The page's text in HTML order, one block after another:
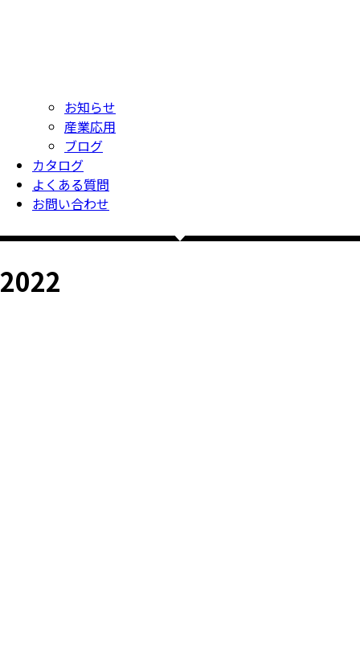
お知らせ
産業応用
ブログ
カタログ
よくある質問
お問い合わせ
2022